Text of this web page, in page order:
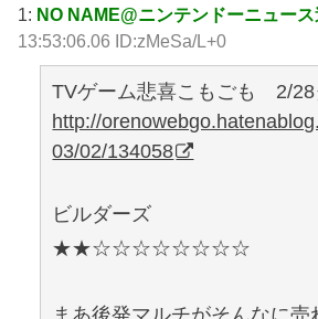
1: NO NAME@ニンテンドーニュース
13:53:06.06 ID:zMeSa/L+0
TVゲーム悲喜こもごも 2/28
http://
03/02/134058
ビルダーズ
★★☆☆☆☆☆☆☆☆